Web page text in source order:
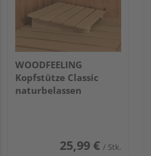
WOODFEELING
Kopfstütze Classic
naturbelassen
25,99 € / Stk.